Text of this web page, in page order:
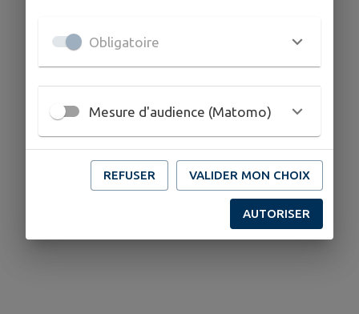
Obligatoire
Mesure d'audience (Matomo)
REFUSER VALIDER MON CHOIX
AUTORISER